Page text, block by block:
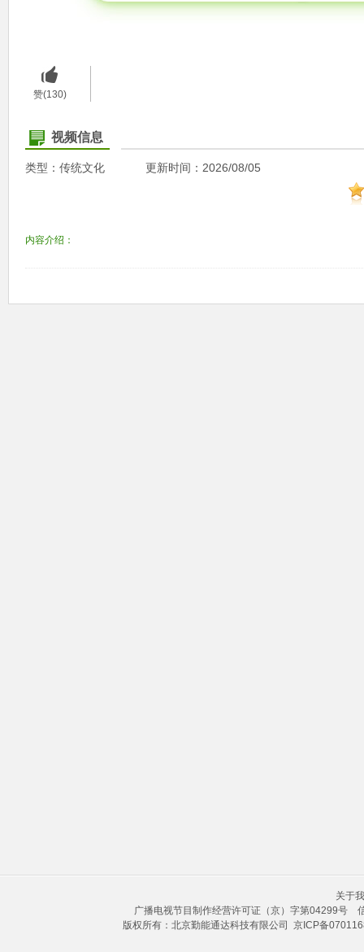
赞(130)
视频信息
类型：传统文化 更新时间：2026/08/05
内容介绍：
关于
广播电视节目制作经营许可证（京）字第04299号
版权所有：北京勤能通达科技有限公司 京ICP备